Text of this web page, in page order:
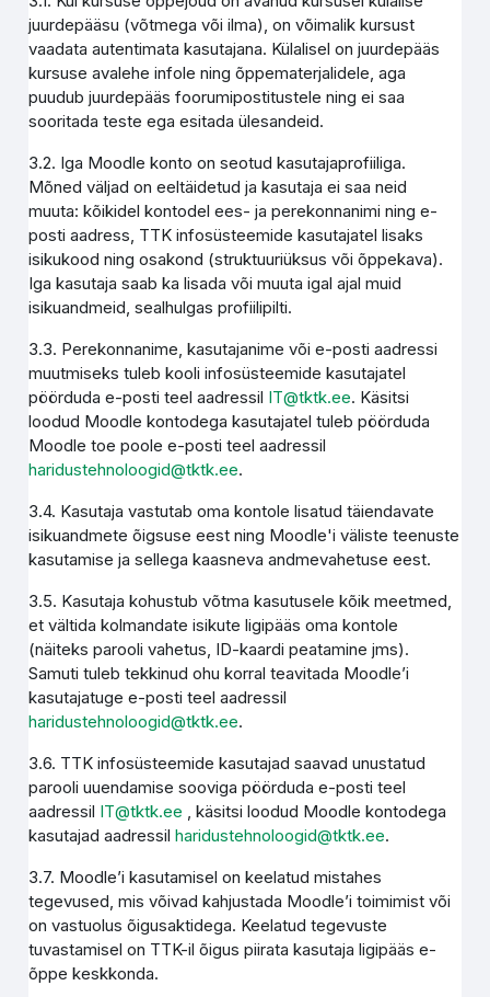
juurdepääsu (võtmega või ilma), on võimalik kursust
vaadata autentimata kasutajana. Külalisel on juurdepääs
kursuse avalehe infole ning õppematerjalidele, aga
puudub juurdepääs foorumipostitustele ning ei saa
sooritada teste ega esitada ülesandeid.
3.2. Iga Moodle konto on seotud kasutajaprofiiliga.
Mõned väljad on eeltäidetud ja kasutaja ei saa neid
muuta: kõikidel kontodel ees- ja perekonnanimi ning e-
posti aadress, TTK infosüsteemide kasutajatel lisaks
isikukood ning osakond (struktuuriüksus või õppekava).
Iga kasutaja saab ka lisada või muuta igal ajal muid
isikuandmeid, sealhulgas profiilipilti.
3.3. Perekonnanime, kasutajanime või e-posti aadressi
muutmiseks tuleb kooli infosüsteemide kasutajatel
pöörduda e-posti teel aadressil IT@tktk.ee. Käsitsi
loodud Moodle kontodega kasutajatel tuleb pöörduda
Moodle toe poole e-posti teel aadressil
haridustehnoloogid@tktk.ee.
3.4. Kasutaja vastutab oma kontole lisatud täiendavate
isikuandmete õigsuse eest ning Moodle'i väliste teenuste
kasutamise ja sellega kaasneva andmevahetuse eest.
3.5. Kasutaja kohustub võtma kasutusele kõik meetmed,
et vältida kolmandate isikute ligipääs oma kontole
(näiteks parooli vahetus, ID-kaardi peatamine jms).
Samuti tuleb tekkinud ohu korral teavitada Moodle’i
kasutajatuge e-posti teel aadressil
haridustehnoloogid@tktk.ee.
3.6. TTK infosüsteemide kasutajad saavad unustatud
parooli uuendamise sooviga pöörduda e-posti teel
aadressil IT@tktk.ee , käsitsi loodud Moodle kontodega
kasutajad aadressilharidustehnoloogid@tktk.ee.
3.7. Moodle’i kasutamisel on keelatud mistahes
tegevused, mis võivad kahjustada Moodle’i toimimist või
on vastuolus õigusaktidega. Keelatud tegevuste
tuvastamisel on TTK-il õigus piirata kasutaja ligipääs e-
õppe keskkonda.